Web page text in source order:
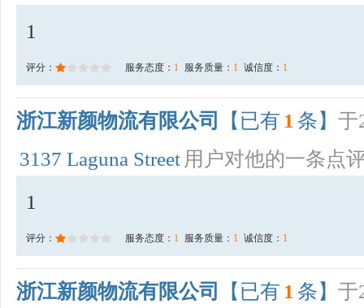
1
评分： 服务态度： 1 服务质量： 1 诚信度： 1
浙江新颜物流有限公司 【已有 1 条】 于
3137 Laguna Street 用户对他的一条点
1
评分： 服务态度： 1 服务质量： 1 诚信度： 1
浙江新颜物流有限公司 【已有 1 条】 于